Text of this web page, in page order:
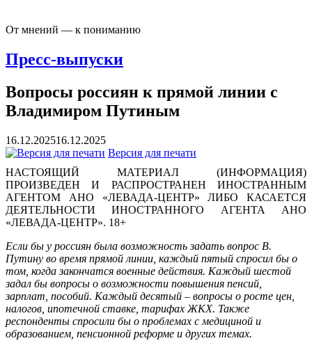
От мнений — к пониманию
Пресс-выпуски
Вопросы россиян к прямой линии с
Владимиром Путиным
16.12.202516.12.2025
Версия для печати
НАСТОЯЩИЙ МАТЕРИАЛ (ИНФОРМАЦИЯ)
ПРОИЗВЕДЕН И РАСПРОСТРАНЕН ИНОСТРАННЫМ
АГЕНТОМ АНО «ЛЕВАДА-ЦЕНТР» ЛИБО КАСАЕТСЯ
ДЕЯТЕЛЬНОСТИ ИНОСТРАННОГО АГЕНТА АНО
«ЛЕВАДА-ЦЕНТР». 18+
Если бы у россиян была возможность задать вопрос В.
Путину во время прямой линии, каждый пятый спросил бы о
том, когда закончатся военные действия. Каждый шестой
задал бы вопросы о возможности повышения пенсий,
зарплат, пособий. Каждый десятый – вопросы о росте цен,
налогов, ипотечной ставке, тарифах ЖКХ. Также
респонденты спросили бы о проблемах с медициной и
образованием, пенсионной реформе и других темах.